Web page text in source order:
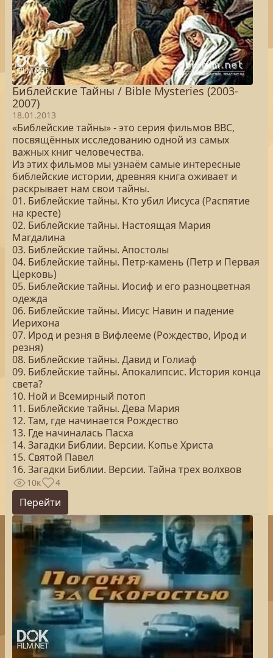
Библейские Тайны / Bible Mysteries (2003-
2007)
18.01.2013
«Библейские тайны» - это серия фильмов BBC,
посвящённых исследованию одной из самых
важных книг человечества.
Из этих фильмов мы узнаём самые интересные
библейские истории, древняя книга оживает и
раскрывает нам свои тайны.
01. Библейские тайны. Кто убил Иисуса (Распятие
на кресте)
02. Библейские тайны. Настоящая Мария
Магдалина
03. Библейские тайны. Апостолы
04. Библейские тайны. Петр-камень (Петр и Первая
Церковь)
05. Библейские тайны. Иосиф и его разноцветная
одежда
06. Библейские тайны. Иисус Навин и падение
Иерихона
07. Ирод и резня в Вифлееме (Рождество, Ирод и
резня)
08. Библейские тайны. Давид и Голиаф
09. Библейские тайны. Апокалипсис. История конца
света?
10. Ной и Всемирный потоп
11. Библейские тайны. Дева Мария
12. Там, где начинается Рождество
13. Где начиналась Пасха
14. Загадки Библии. Версии. Копье Христа
15. Святой Павел
16. Загадки Библии. Версии. Тайна трех волхвов
10к 4
Перейти